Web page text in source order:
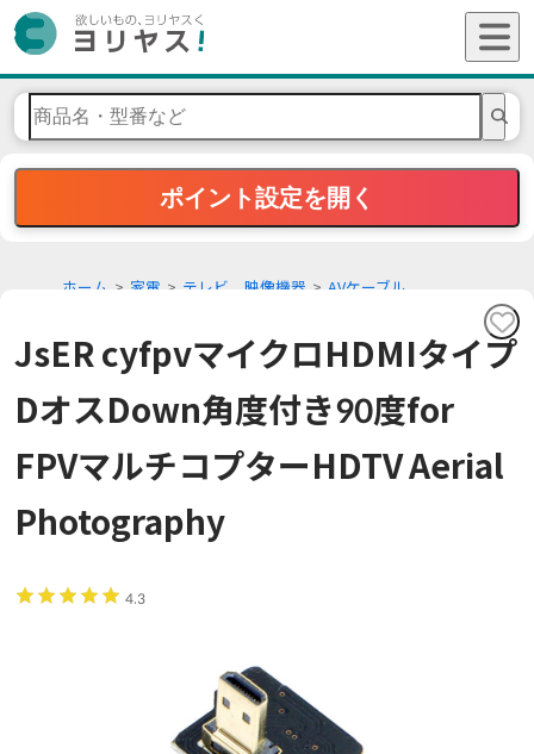
ポイント設定を開く
ホーム 家電 テレビ、映像機器 AVケーブル
JsER cyfpvマイクロHDMIタイプ
DオスDown角度付き90度for
FPVマルチコプターHDTV Aerial
Photography
4.3